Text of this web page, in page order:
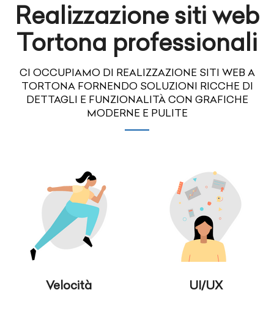
Realizzazione siti web
Tortona professionali
CI OCCUPIAMO DI REALIZZAZIONE SITI WEB A
TORTONA FORNENDO SOLUZIONI RICCHE DI
DETTAGLI E FUNZIONALITÀ CON GRAFICHE
MODERNE E PULITE
Velocità UI/UX